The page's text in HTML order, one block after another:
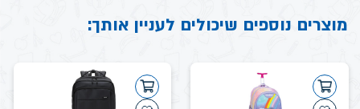
מוצרים נוספים שיכולים לעניין אותך: